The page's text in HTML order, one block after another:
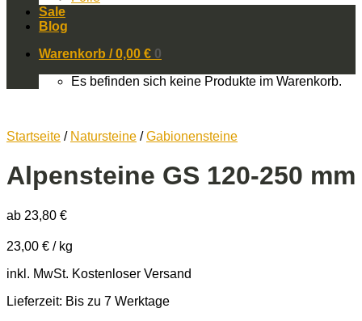
Sale
Blog
Warenkorb /0,00 € 0
Es befinden sich keine Produkte im Warenkorb.
Startseite / Natursteine / Gabionensteine
Alpensteine GS 120-250 mm
ab 23,80 €
23,00 € / kg
inkl. MwSt. Kostenloser Versand
Lieferzeit: Bis zu 7 Werktage